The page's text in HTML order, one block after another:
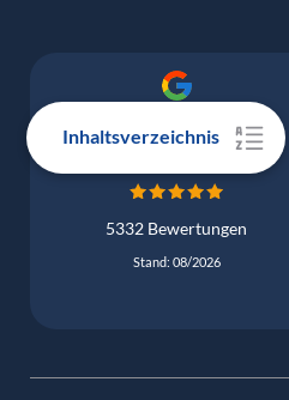
Inhaltsverzeichnis
Google Bewertung
4.9
5332 Bewertungen
Stand: 08/2026